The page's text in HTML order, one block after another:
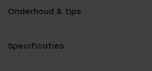
Onderhoud & tips
Specificaties